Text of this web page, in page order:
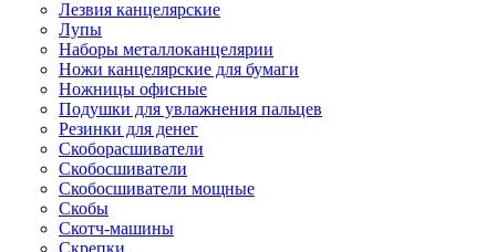
Лезвия канцелярские
Лупы
Наборы металлоканцелярии
Ножи канцелярские для бумаги
Ножницы офисные
Подушки для увлажнения пальцев
Резинки для денег
Скоборасшиватели
Скобосшиватели
Скобосшиватели мощные
Скобы
Скотч-машины
Скрепки